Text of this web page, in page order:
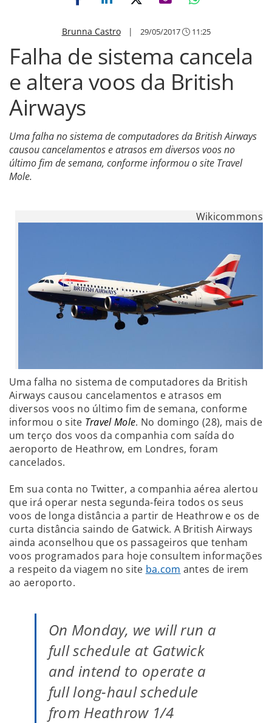
Brunna Castro| 29/05/2017 11:25
Falha de sistema cancela
e altera voos da British
Airways
Uma falha no sistema de computadores da British Airways
causou cancelamentos e atrasos em diversos voos no
último fim de semana, conforme informou o site Travel
Mole.
Wikicommons
Uma falha no sistema de computadores da British
Airways causou cancelamentos e atrasos em
diversos voos no último fim de semana, conforme
informou o site Travel Mole. No domingo (28), mais de
um terço dos voos da companhia com saída do
aeroporto de Heathrow, em Londres, foram
cancelados.
Em sua conta no Twitter, a companhia aérea alertou
que irá operar nesta segunda-feira todos os seus
voos de longa distância a partir de Heathrow e os de
curta distância saindo de Gatwick. A British Airways
ainda aconselhou que os passageiros que tenham
voos programados para hoje consultem informações
a respeito da viagem no site ba.com antes de irem
ao aeroporto.
On Monday, we will run a
full schedule at Gatwick
and intend to operate a
full long-haul schedule
from Heathrow 1/4